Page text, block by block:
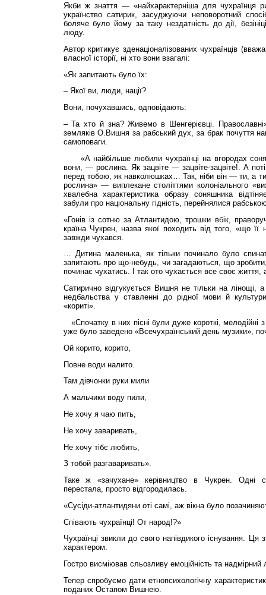
Якби ж знаття — «найхарактерніша для чухраїнця
українство сатирик, засуджуючи неповоротний
боляче було йому за таку нездатність до дії,
люду.
Автор критикує зденаціоналізованих чухраїнців
власної історії, ні хто вони взагалі:
«Як запитають було їх:
– Якої ви, люди, нації?
Вони, почухавшись, одповідають:
– Та хто й зна? Живемо в Шенгерієвці.
земляків О.Вишня за рабський дух, за брак почуття
самоповаги.
«А найбільше любили чухраїнці на вгородах
вони, — рослина. Як зацвіте — зацвіте-зацвіте!. А
перед тобою, як навколюшках… Так, ніби він — ти, а
рослина» — виплекане століттями колоніального
хвалебна характеристика образу соняшника
забули про національну гідність, перейнялися
«Гонів із сотню за Атлантидою, трошки вбік,
країна Чукрен, назва якої походить від того, «що
завжди чухався.
… Дитина маленька, як тільки починало було
запитають про що-небудь, чи загадаються, що зробити,
починає чухатись. І так ото чухається все своє
Сатирично відгукується Вишня не тільки на лінощі,
недбальства у ставленні до рідної мови й
«кориті».
«Спочатку в них пісні були дуже короткі, мелодійні
уже було заведено «Всечухраїнський день музики»,
Ой корито, корито,
Повне води налито.
Там дівчонки руки мили
А мальчики воду пили,
Не хочу я чаю пить,
Не хочу заваривать,
Не хочу тібє любить,
З тобой разгаваривать».
Таке ж «зачухане» керівництво в Чукрен. Одні
перестала, просто відгородилась.
«Сусіди-атлантидяни оті самі, аж вікна було
Співають чухраїнці! От народ!?»
Чухраїнці звикли до свого напівдикого існування.
характером.
Гостро висміював сльозливу емоційність та надмірний
Тепер спробуємо дати етнопсихологічну
поданих Остапом Вишнею.